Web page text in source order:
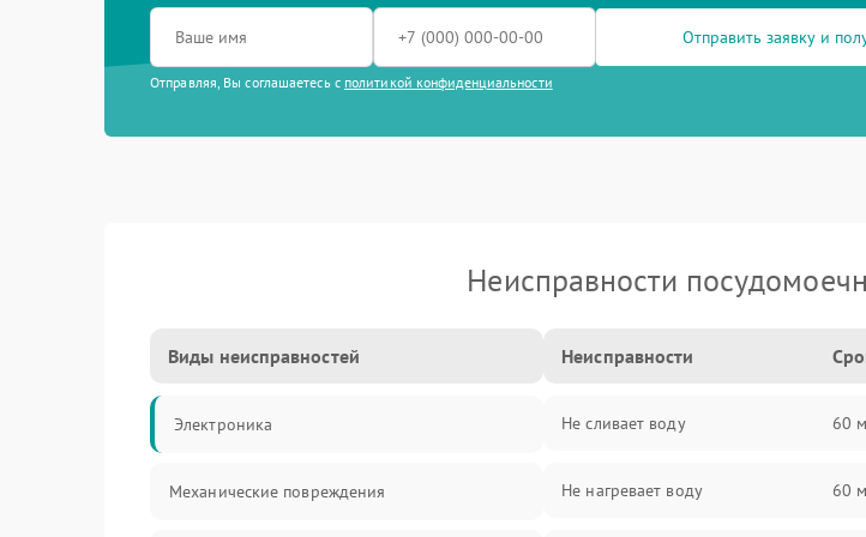
Отправить заявку и
Отправляя, Вы соглашаетесь с политикой конфиденциальности
Неисправности
Виды неисправностей
Электроника
Механические повреждения
Неисправности
Не сливает воду 60
Не нагревает воду 60